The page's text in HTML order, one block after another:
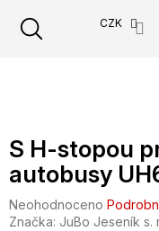
obsah
CZK
S H-stopou
autobusy
Průměrné
hodnocení
Neohodnoceno
Značka: JuBo Jeseník s.